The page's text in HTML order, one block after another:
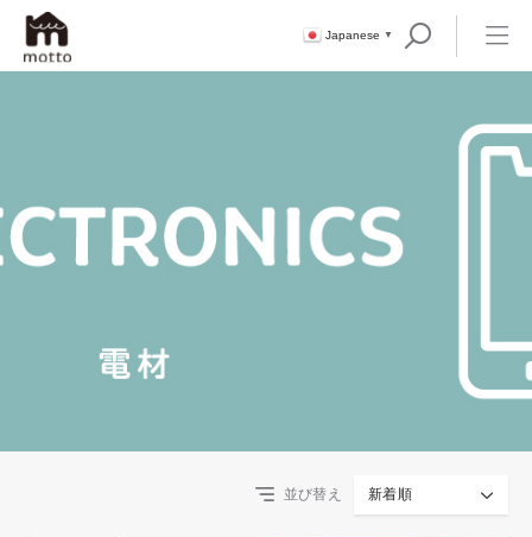
Japanese ▼
並び替え 新着順